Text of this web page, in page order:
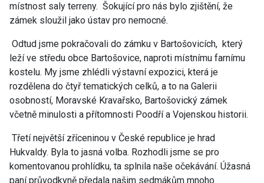
místnost saly terreny. Šokující pro nás bylo zjištění, že
zámek sloužil jako ústav pro nemocné.
Odtud jsme pokračovali do zámku v Bartošovicích, který
leží ve středu obce Bartošovice, naproti místnímu farnímu
kostelu. My jsme zhlédli výstavní expozici, která je
rozdělena do čtyř tematických celků, a to na Galerii
osobností, Moravské Kravařsko, Bartošovický zámek
včetně minulosti a přítomnosti Poodří a Vojenskou historii.
Třetí největší zříceninou v České republice je hrad
Hukvaldy. Byla to jasná volba. Rozhodli jsme se pro
komentovanou prohlídku, ta splnila naše očekávání. Úžasná
paní průvodkyně předala našim sedmákům mnoho